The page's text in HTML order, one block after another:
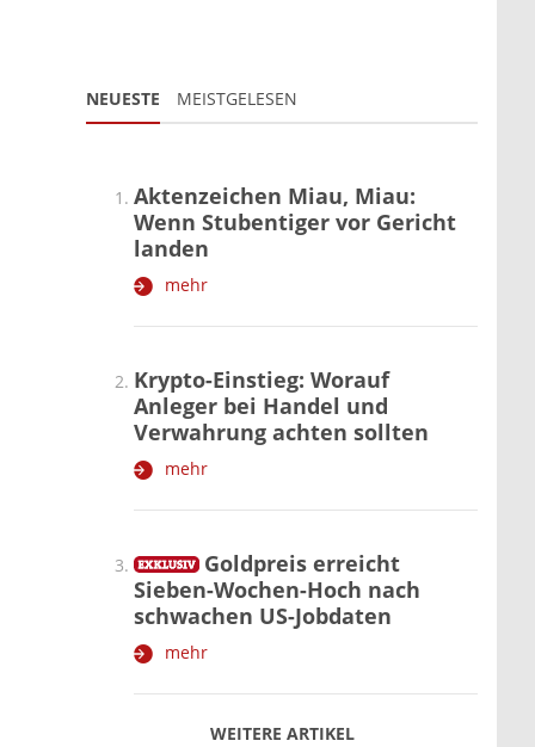
NEUESTE MEISTGELESEN
WEITERE ARTIKEL
zurückweiter
Aktenzeichen Miau, Miau:
Wenn Stubentiger vor Gericht
landen
mehr
Krypto-Einstieg: Worauf
Anleger bei Handel und
Verwahrung achten sollten
mehr
Goldpreis erreicht
Sieben-Wochen-Hoch nach
schwachen US-Jobdaten
mehr